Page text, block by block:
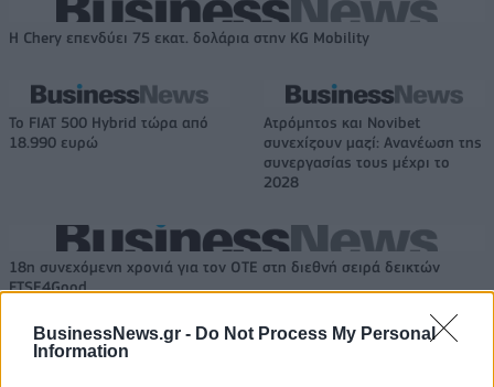
BusinessNews.gr - Do Not Process My Personal
Information
Η Chery επενδύει 75 εκατ. δολάρια στην KG Mobility
Το FIAT 500 Hybrid τώρα από
18.990 ευρώ
Ατρόμητος και Novibet
συνεχίζουν μαζί: Ανανέωση της
συνεργασίας τους μέχρι το
2028
18η συνεχόμενη χρονιά για τον ΟΤΕ στη διεθνή σειρά δεικτών
FTSE4Good